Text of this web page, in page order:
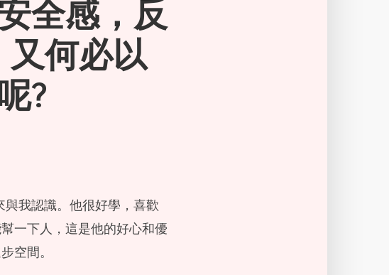
全感，反
又何必以
?
我認識。他很好學，喜歡
一下人，這是他的好心和優
空間。